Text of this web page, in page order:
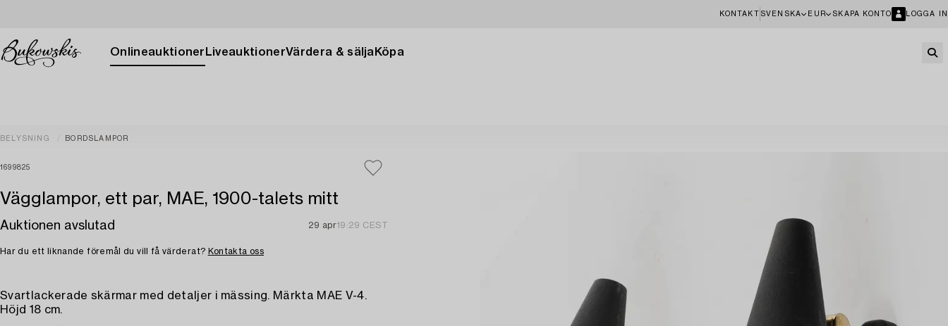
KONTAKT SVENSKA EUR SKAPA KONTO LOGGA IN
Onlineauktioner LiveauktionerVärdera & sälja Köpa
BELYSNING BORDSLAMPOR
1699825
Vägglampor, ett par, MAE, 1900-talets mitt
Auktionen avslutad 29 apr19:29 CEST
Har du ett liknande föremål du vill få värderat? Kontakta oss
Svartlackerade skärmar med detaljer i mässing. Märkta MAE V-4.
Höjd 18 cm.